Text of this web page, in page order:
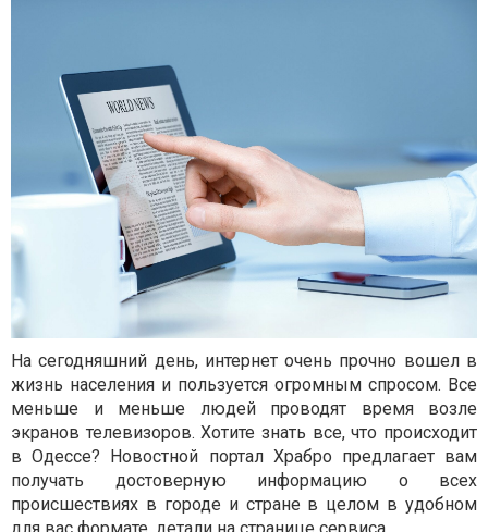
На сегодняшний день, интернет очень прочно вошел в
жизнь населения и пользуется огромным спросом. Все
меньше и меньше людей проводят время возле
экранов телевизоров. Хотите знать все, что происходит
в Одессе? Новостной портал Храбро предлагает вам
получать достоверную информацию о всех
происшествиях в городе и стране в целом в удобном